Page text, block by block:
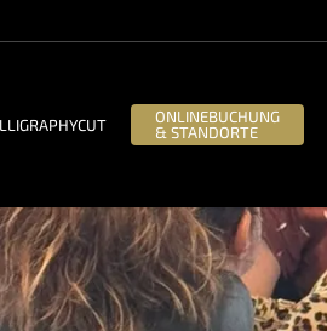
ONLINEBUCHUNG
& STANDORTE